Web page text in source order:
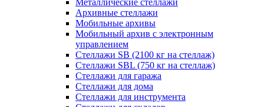
Металлические стеллажи
Архивные стеллажи
Мобильные архивы
Мобильный архив с электронным
управлением
Стеллажи SB (2100 кг на стеллаж)
Стеллажи SBL (750 кг на стеллаж)
Стеллажи для гаража
Стеллажи для дома
Стеллажи для инструмента